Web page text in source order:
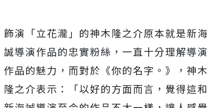
飾演「立花瀧」的神木隆之介原本就是新海
誠導演作品的忠實粉絲， 一直十分理解導演
作品的魅力，而對於《你的名字。》， 神木
隆之介表示：「以好的方面而言， 覺得這和